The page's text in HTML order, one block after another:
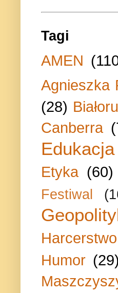
Tagi
AMEN
Agnieszka
(28)
Canberra
Edukacja
Etyka (60)
Festiwal
Harcerstwo
Humor (29)